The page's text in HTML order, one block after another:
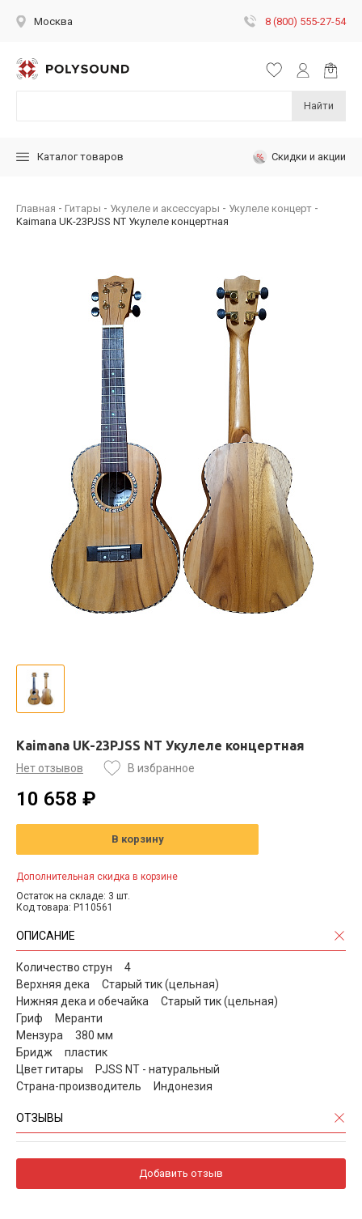
Москва 8 (800) 555-27-54
Найти
Каталог товаров Скидки и акции
Главная Гитары Укулеле и аксессуары
Укулеле концерт
Kaimana UK-23PJSS NT Укулеле концертная
Kaimana UK-23PJSS NT Укулеле концертная
Нет отзывов В избранное
10 658 ₽
В корзину
Дополнительная скидка в корзине
Остаток на складе: 3 шт.
Код товара: P110561
ОПИСАНИЕ
Количество струн 4
Верхняя дека Старый тик (цельная)
Нижняя дека и обечайка Старый тик (цельная)
Гриф Меранти
Мензура 380 мм
Бридж пластик
Цвет гитары PJSS NT - натуральный
Страна-производитель Индонезия
ОТЗЫВЫ
Добавить отзыв